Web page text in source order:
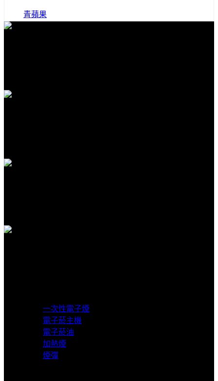
青蘋果
一次性電子煙
電子菸主機
電子菸油
加熱煙
煙彈